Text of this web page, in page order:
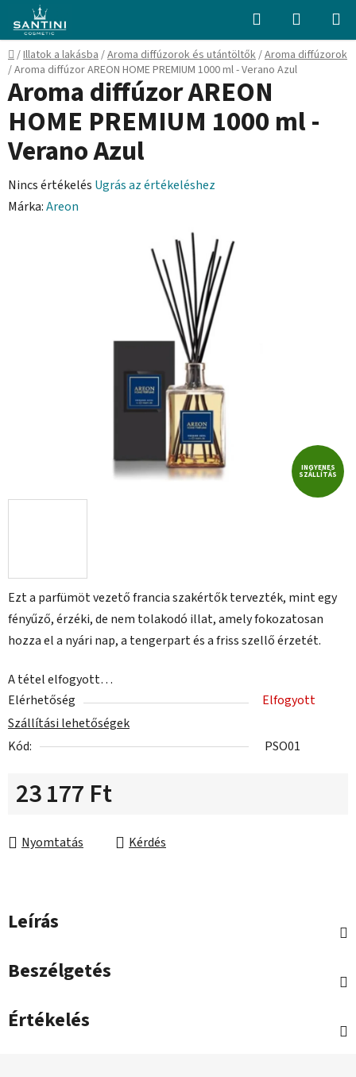
fő
tartalomhoz
Keresés KOSÁR
Kezdőlap
/Illatok a lakásba/Aroma diffúzorok és utántöltők/Aroma diffúzorok
/Aroma diffúzor AREON HOME PREMIUM 1000 ml - Verano Azul
Ezt a parfümöt vezető francia szakértők tervezték, mint egy
fényűző, érzéki, de nem tolakodó illat, amely fokozatosan
hozza el a nyári nap, a tengerpart és a friss szellő érzetét.
A tétel elfogyott…
Elérhetőség
Elfogyott
Szállítási lehetőségek
Kód:
PSO01
23 177 Ft
Nyomtatás
Kérdés
Aroma diffúzor AREON
HOME PREMIUM 1000 ml -
Verano Azul
A
termék
Nincs értékelés Ugrás az értékeléshez
Márka:Areon
INGYENES
SZÁLLÍTÁS
Leírás
Beszélgetés
Értékelés